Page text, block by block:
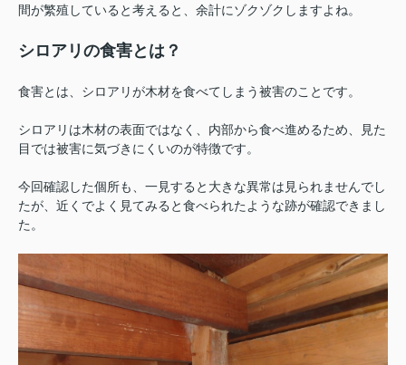
間が繁殖していると考えると、余計にゾクゾクしますよね。
シロアリの食害とは？
食害とは、シロアリが木材を食べてしまう被害のことです。
シロアリは木材の表面ではなく、内部から食べ進めるため、見た
目では被害に気づきにくいのが特徴です。
今回確認した個所も、一見すると大きな異常は見られませんでし
たが、近くでよく見てみると食べられたような跡が確認できまし
た。